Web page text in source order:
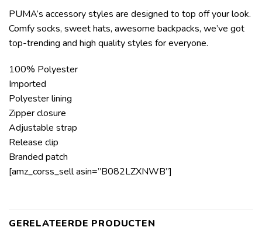
PUMA’s accessory styles are designed to top off your look.
Comfy socks, sweet hats, awesome backpacks, we’ve got
top-trending and high quality styles for everyone.
100% Polyester
Imported
Polyester lining
Zipper closure
Adjustable strap
Release clip
Branded patch
[amz_corss_sell asin=”B082LZXNWB”]
GERELATEERDE PRODUCTEN